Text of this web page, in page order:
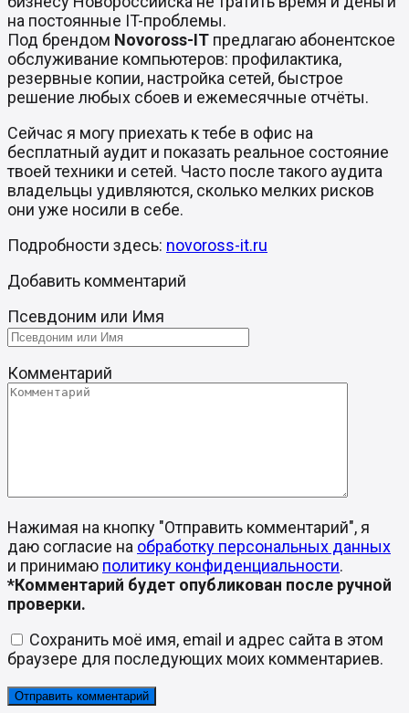
на постоянные IT-проблемы.
Под брендом Novoross-IT предлагаю абонентское
обслуживание компьютеров: профилактика,
резервные копии, настройка сетей, быстрое
решение любых сбоев и ежемесячные отчёты.
Сейчас я могу приехать к тебе в офис на
бесплатный аудит и показать реальное состояние
твоей техники и сетей. Часто после такого аудита
владельцы удивляются, сколько мелких рисков
они уже носили в себе.
Подробности здесь: novoross-it.ru
Добавить комментарий
Псевдоним или Имя
Комментарий
Нажимая на кнопку "Отправить комментарий", я
даю согласие на обработку персональных данных
и принимаю политику конфиденциальности.
*Комментарий будет опубликован после ручной
проверки.
Сохранить моё имя, email и адрес сайта в этом
браузере для последующих моих комментариев.